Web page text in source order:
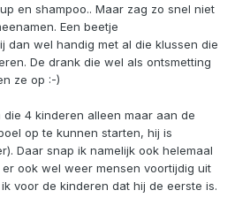
en shampoo.. Maar zag zo snel niet
Een beetje
dan wel handig met al die klussen die
De drank die wel als ontsmetting
ze op :-)
4 kinderen alleen maar aan de
op te kunnen starten, hij is
Daar snap ik namelijk ook helemaal
ook wel weer mensen voortijdig uit
voor de kinderen dat hij de eerste is.